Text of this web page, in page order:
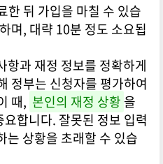
한 뒤 가입을 마칠 수 있습
며, 대략 10분 정도 소요됩
항과 재정 정보를 정확하게
정부는 신청자를 평가하여
때, 본인의 재정 상황 을
합니다. 잘못된 정보 입력
는 상황을 초래할 수 있습